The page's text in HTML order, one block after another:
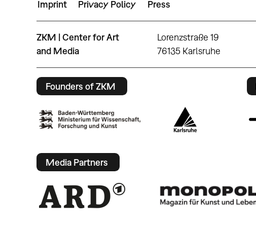
Imprint Privacy Policy Press
ZKM | Center for Art
and Media
Lorenzstraße 19
76135 Karlsruhe
Founders of ZKM
Media Partners